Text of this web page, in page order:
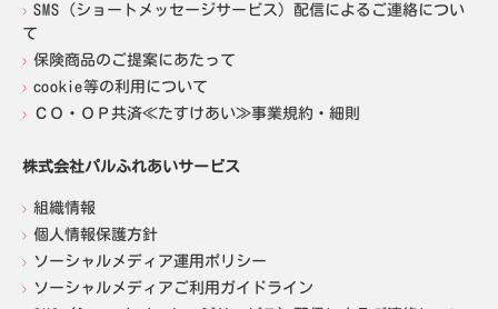
SMS（ショートメッセージサービス）配信によるご連絡につい
て
保険商品のご提案にあたって
cookie等の利用について
ＣＯ・ＯＰ共済≪たすけあい≫事業規約・細則
株式会社パルふれあいサービス
組織情報
個人情報保護方針
ソーシャルメディア運用ポリシー
ソーシャルメディアご利用ガイドライン